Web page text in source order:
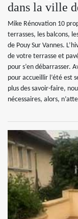
dans la ville
Mike Rénovation 10
terrasses, les balcons,
de Pouy Sur Vannes.
de votre terrasse et
pour s’en débarrasser.
pour accueillir l’été est
plus des savoir-faire,
nécessaires, alors,